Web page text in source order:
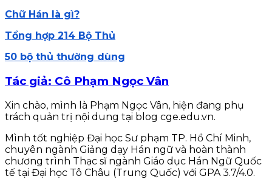
Chữ Hán là gì?
Tổng hợp 214 Bộ Thủ
50 bộ thủ thường dùng
Tác giả: Cô Phạm Ngọc Vân
Xin chào, mình là Phạm Ngọc Vân, hiện đang phụ
trách quản trị nội dung tại blog cge.edu.vn.
Mình tốt nghiệp Đại học Sư phạm TP. Hồ Chí Minh,
chuyên ngành Giảng dạy Hán ngữ và hoàn thành
chương trình Thạc sĩ ngành Giáo dục Hán Ngữ Quốc
tế tại Đại học Tô Châu (Trung Quốc) với GPA 3.7/4.0.